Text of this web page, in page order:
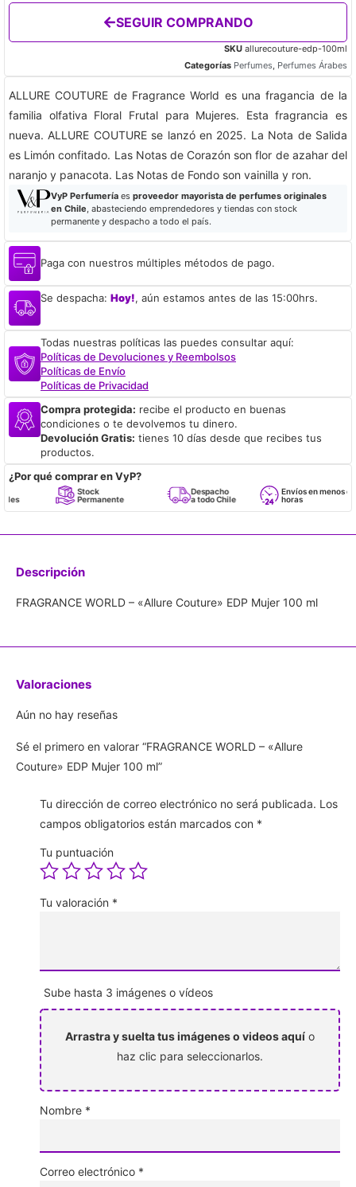
SEGUIR COMPRANDO
SKU allurecouture-edp-100ml
Categorías Perfumes, Perfumes Árabes
ALLURE COUTURE de Fragrance World es una fragancia de la
familia olfativa Floral Frutal para Mujeres. Esta fragrancia es
nueva. ALLURE COUTURE se lanzó en 2025. La Nota de Salida
es Limón confitado. Las Notas de Corazón son flor de azahar del
naranjo y panacota. Las Notas de Fondo son vainilla y ron.
VyP Perfumeríaes proveedor mayorista de perfumes originales
en Chile, abasteciendo emprendedores y tiendas con stock
permanente y despacho a todo el país.
Paga con nuestros múltiples métodos de pago.
Se despacha: Hoy!, aún estamos antes de las 15:00hrs.
Todas nuestras políticas las puedes consultar aquí:
Políticas de Devoluciones y Reembolsos
Políticas de Envío
Políticas de Privacidad
Compra protegida: recibe el producto en buenas
condiciones o te devolvemos tu dinero.
Devolución Gratis: tienes 10 días desde que recibes tus
productos.
¿Por qué comprar en VyP?
Stock
Permanente
Despacho
a todo Chile
Envíos en menos de 24
horas
Descripción
FRAGRANCE WORLD – «Allure Couture» EDP Mujer 100 ml
Valoraciones
Aún no hay reseñas
Sé el primero en valorar “FRAGRANCE WORLD – «Allure
Couture» EDP Mujer 100 ml”
Tu dirección de correo electrónico no será publicada. Los
campos obligatorios están marcados con *
Tu puntuación
Tu valoración *
Sube hasta 3 imágenes o vídeos
Arrastra y suelta tus imágenes o videos aquí o
haz clic para seleccionarlos.
Nombre *
Correo electrónico *